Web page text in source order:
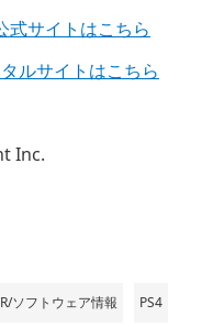
式サイトはこちら
ルサイトはこちら
Inc.
ソフトウェア情報 PS4